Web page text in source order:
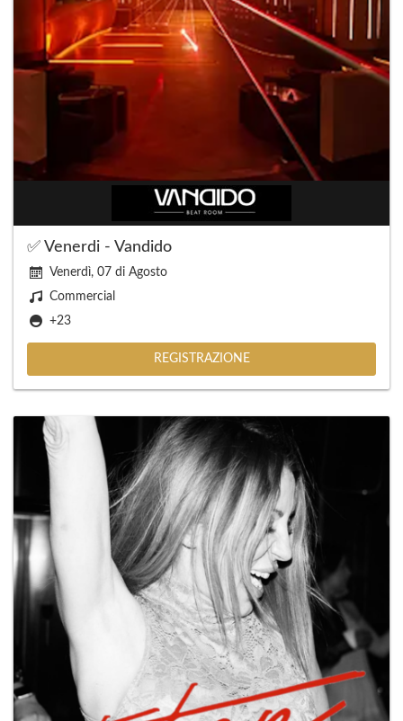
✅ Venerdi - Vandido
Venerdì, 07 di Agosto
Commercial
+23
REGISTRAZIONE